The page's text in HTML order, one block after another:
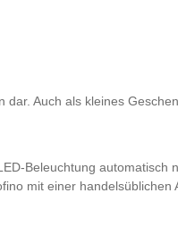
Auch als kleines
Beleuchtung automatisch
mit einer handelsüblichen